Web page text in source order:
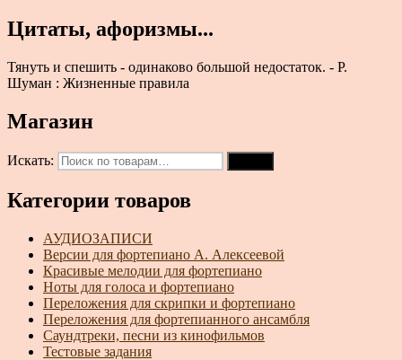
Цитаты, афоризмы...
Тянуть и спешить - одинаково большой недостаток. - Р.
Шуман : Жизненные правила
Магазин
Искать:
Категории товаров
АУДИОЗАПИСИ
Версии для фортепиано А. Алексеевой
Красивые мелодии для фортепиано
Ноты для голоса и фортепиано
Переложения для скрипки и фортепиано
Переложения для фортепианного ансамбля
Саундтреки, песни из кинофильмов
Тестовые задания